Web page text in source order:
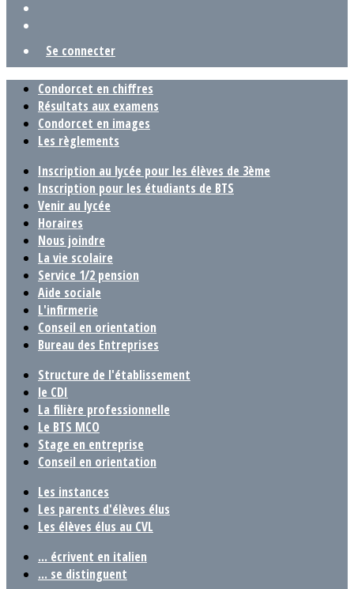
Se connecter
Condorcet en chiffres
Résultats aux examens
Condorcet en images
Les règlements
Inscription au lycée pour les élèves de 3ème
Inscription pour les étudiants de BTS
Venir au lycée
Horaires
Nous joindre
La vie scolaire
Service 1/2 pension
Aide sociale
L'infirmerie
Conseil en orientation
Bureau des Entreprises
Structure de l'établissement
le CDI
La filière professionnelle
Le BTS MCO
Stage en entreprise
Conseil en orientation
Les instances
Les parents d'élèves élus
Les élèves élus au CVL
... écrivent en italien
... se distinguent